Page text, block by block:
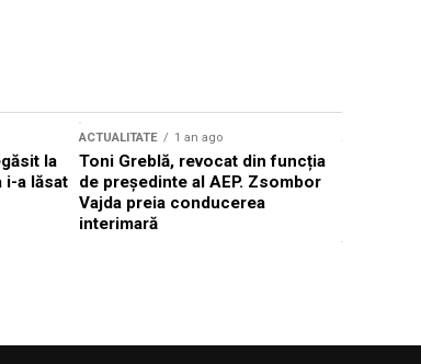
la
i-a lăsat
ACTUALITATE 1 an ago
Toni Greblă, revocat din funcția
de președinte al AEP. Zsombor
Vajda preia conducerea
interimară